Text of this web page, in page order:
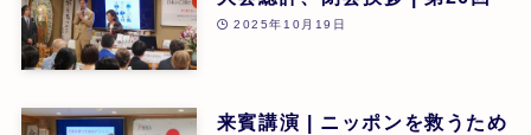
2025年10月19日
来賓講演 | ニッポンを救うため